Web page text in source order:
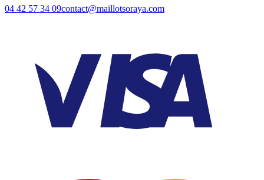
04 42 57 34 09contact@maillotsoraya.com